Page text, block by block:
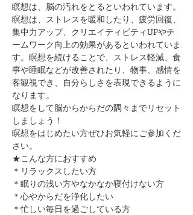
瞑想は、脳の汚れをとるといわれています。
瞑想は、ストレスを暖和したり、疲労回復、
集中力アップ、クリエイティビティUPやチ
ームワーク向上の効果があるといわれていま
す。瞑想を続けることで、ストレス軽減、食
事や睡眠などが改善されたり、物事、感情を
客観視でき、自分らしさを表現できるように
なります。
瞑想をして脳からからだの隅々までリセット
しましょう！
瞑想をはじめたい方ぜひお気軽にご参加くだ
さい。
★こんな方におすすめ
＊リラックスしたい方
＊眠りの浅い方やなかなか寝付けない方
＊心やからだを浄化したい
＊忙しい毎日を過ごしている方